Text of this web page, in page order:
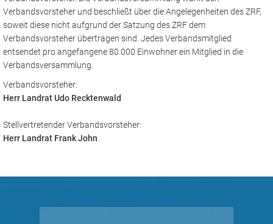
Verbandsvorsteher und beschließt über die Angelegenheiten des ZRF,
soweit diese nicht aufgrund der Satzung des ZRF dem
Verbandsvorsteher übertragen sind. Jedes Verbandsmitglied
entsendet pro angefangene 80.000 Einwohner ein Mitglied in die
Verbandsversammlung.
Verbandsvorsteher:
Herr Landrat Udo Recktenwald
Stellvertretender Verbandsvorsteher:
Herr Landrat Frank John